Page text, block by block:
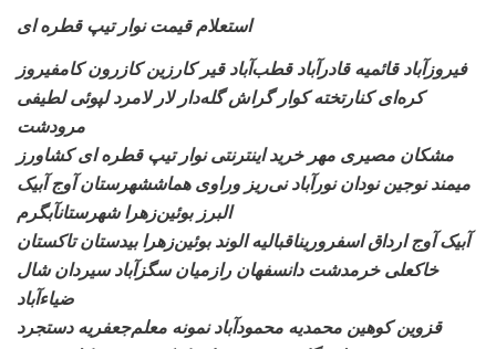
استعلام قیمت نوار تیپ قطره ای
فیروزآباد قائمیه قادرآبادقطب‌آباد قیر کارزین کازرون کامفیروز
کره‌ای کنارتخته کوار گراش گله‌دار لار لامرد لپوئی لطیفی
مرودشت
مشکان مصیری مهر خرید اینترنتی نوار تیپ قطره ای کشاورز
میمند نوجین نودان نورآباد نی‌ریز وراوی هماششهرستان آوج آبیک
البرز بوئین‌زهرا شهرستانآبگرم
آبیک آوج ارداق اسفروریناقبالیه الوند بوئین‌زهرا بیدستان تاکستان
خاکعلی خرمدشت دانسفهان رازمیان سگزآباد سیردان شال
ضیاءآباد
قزوین کوهین محمدیه محمودآباد نمونه معلم‌جعفریه دستجرد